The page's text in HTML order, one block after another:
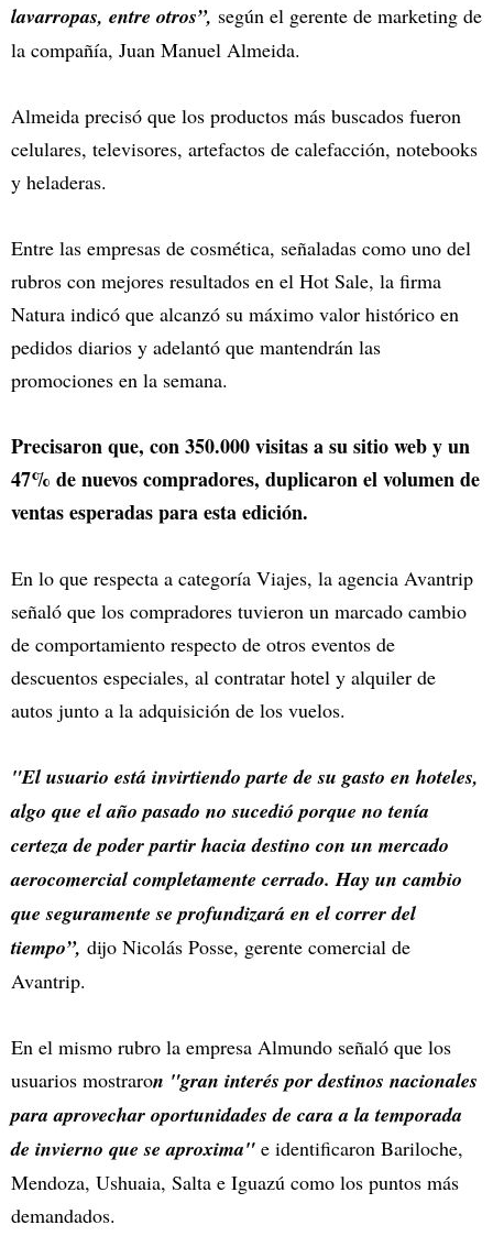
lavarropas, entre otros”, según el gerente de marketing de
la compañía, Juan Manuel Almeida.
Almeida precisó que los productos más buscados fueron
celulares, televisores, artefactos de calefacción, notebooks
y heladeras.
Entre las empresas de cosmética, señaladas como uno del
rubros con mejores resultados en el Hot Sale, la firma
Natura indicó que alcanzó su máximo valor histórico en
pedidos diarios y adelantó que mantendrán las
promociones en la semana.
Precisaron que, con 350.000 visitas a su sitio web y un
47% de nuevos compradores, duplicaron el volumen de
ventas esperadas para esta edición.
En lo que respecta a categoría Viajes, la agencia Avantrip
señaló que los compradores tuvieron un marcado cambio
de comportamiento respecto de otros eventos de
descuentos especiales, al contratar hotel y alquiler de
autos junto a la adquisición de los vuelos.
"El usuario está invirtiendo parte de su gasto en hoteles,
algo que el año pasado no sucedió porque no tenía
certeza de poder partir hacia destino con un mercado
aerocomercial completamente cerrado. Hay un cambio
que seguramente se profundizará en el correr del
tiempo”, dijo Nicolás Posse, gerente comercial de
Avantrip.
En el mismo rubro la empresa Almundo señaló que los
usuarios mostraron "gran interés por destinos nacionales
para aprovechar oportunidades de cara a la temporada
de invierno que se aproxima" e identificaron Bariloche,
Mendoza, Ushuaia, Salta e Iguazú como los puntos más
demandados.